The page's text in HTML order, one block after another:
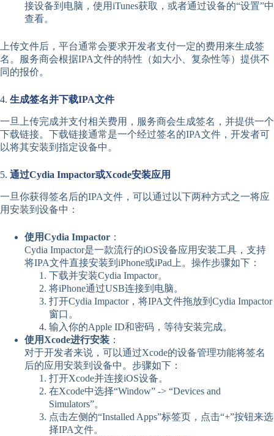
接设备到电脑，使用iTunes获取，或者通过设备的“设置”中
查看。
上传文件后，平台通常会要求开发者支付一定的费用来生成签
名。服务商会根据IPA文件的特性（如大小、复杂性等）提供不
同的报价。
4. 生成签名并下载IPA文件
一旦上传完成并支付相关费用，服务商会生成签名，并提供一个
下载链接。下载链接通常是一个经过签名的IPA文件，开发者可
以将其安装到指定设备中。
5. 通过Cydia Impactor或Xcode安装应用
一旦你获得签名后的IPA文件，可以通过以下两种方式之一将应
用安装到设备中：
使用Cydia Impactor ：
Cydia Impactor是一款流行的iOS设备应用安装工具，支持
将IPA文件直接安装到iPhone或iPad上。操作步骤如下：
下载并安装Cydia Impactor。
将iPhone通过USB连接到电脑。
打开Cydia Impactor，将IPA文件拖放到Cydia Impactor
窗口。
输入你的Apple ID和密码，等待安装完成。
使用Xcode进行安装 ：
对于开发者来说，可以通过Xcode的设备管理功能将签名
后的应用安装到设备中。步骤如下：
打开Xcode并连接iOS设备。
在Xcode中选择“Window” -> “Devices and
Simulators”。
点击左侧的“Installed Apps”标签页，点击“+”按钮来选
择IPA文件。